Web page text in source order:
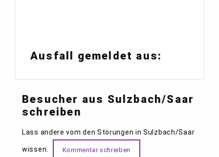
Ausfall gemeldet aus:
Besucher aus Sulzbach/Saar
schreiben
Lass andere vom den Störungen in Sulzbach/Saar
wissen: Kommentar schreiben